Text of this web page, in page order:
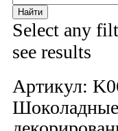
Select any
see results
Артикул: